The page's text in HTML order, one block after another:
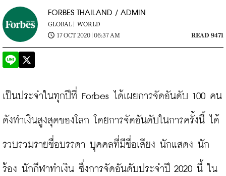
FORBES THAILAND / ADMIN
GLOBAL | WORLD
17 OCT 2020 | 06:37 AM
READ 9471
เป็นประจำในทุกปีที่ Forbes ได้เผยการจัดอันดับ 100 คน
ดังทำเงินสูงสุดของโลก โดยการจัดอันดับในการครั้งนี้ ได้
รวบรวมรายชื่อบรรดา บุคคลที่มีชื่อเสียง นักแสดง นัก
ร้อง นักกีฬาทำเงิน ซึ่งการจัดอันดับประจำปี 2020 นี้ ใน